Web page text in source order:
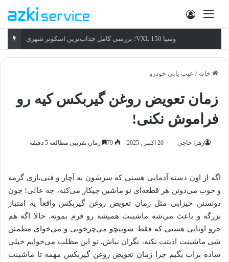
منو
وسپا VXL 150؛ بررسی کامل جذاب‌ترین اسکوتر شهری
خانه / عیب یابی خودرو
زمان تعویض روغن گیربکس کیه رو
فراموش نکنی!
زهرا حاجی 20 اکتبر , 2025 زمان تقریبی مطالعه 5 دقیقه
اگه از اون دسته آدمایی هستی که سرشون به آچار و فنی‌بازی گرمه
و خوب می‌دونن هر قطعه‌ای تو ماشین چیکار می‌کنه، چه عالی! چون
دونستن چیزایی مثل زمان تعویض روغن گیربکس واقعاً یه امتیاز
بزرگه و باعث می‌شه ماشینت همیشه رو فرم بمونه. حالا اگه هم
جزو اونایی هستی که فقط سوییچو می‌چرخونی و می‌خوای مطمئن
شی ماشینت اذیتت نکنه، نگران نباش. تو این مطلب می‌خوایم خیلی
ساده برات بگیم چرا زمان تعویض روغن گیربکس مهمه تا ماشینت